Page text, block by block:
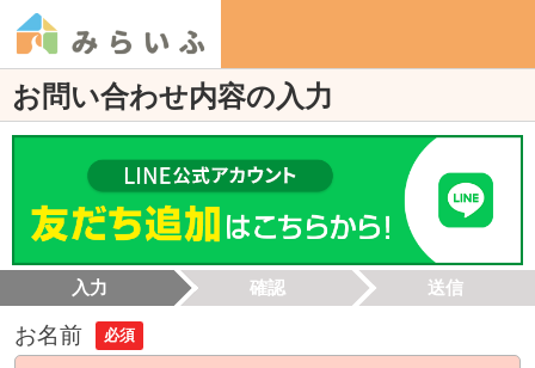
お問い合わせ内容の入力
入力 確認 送信
お名前 必須